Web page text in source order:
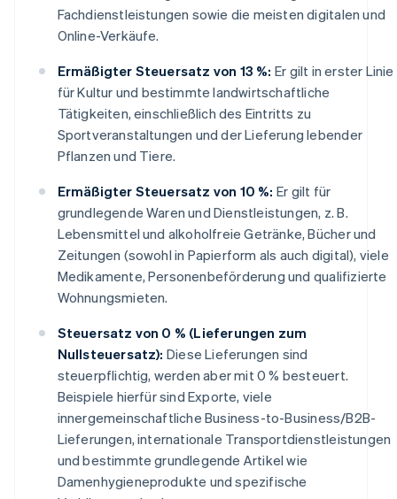
Fachdienstleistungen sowie die meisten digitalen und
Online-Verkäufe.
Ermäßigter Steuersatz von 13 %: Er gilt in erster Linie
für Kultur und bestimmte landwirtschaftliche
Tätigkeiten, einschließlich des Eintritts zu
Sportveranstaltungen und der Lieferung lebender
Pflanzen und Tiere.
Ermäßigter Steuersatz von 10 %: Er gilt für
grundlegende Waren und Dienstleistungen, z. B.
Lebensmittel und alkoholfreie Getränke, Bücher und
Zeitungen (sowohl in Papierform als auch digital), viele
Medikamente, Personenbeförderung und qualifizierte
Wohnungsmieten.
Steuersatz von 0 % (Lieferungen zum
Nullsteuersatz): Diese Lieferungen sind
steuerpflichtig, werden aber mit 0 % besteuert.
Beispiele hierfür sind Exporte, viele
innergemeinschaftliche Business-to-Business/B2B-
Lieferungen, internationale Transportdienstleistungen
und bestimmte grundlegende Artikel wie
Damenhygieneprodukte und spezifische